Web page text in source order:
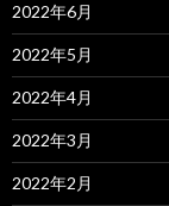
2022年6月
2022年5月
2022年4月
2022年3月
2022年2月